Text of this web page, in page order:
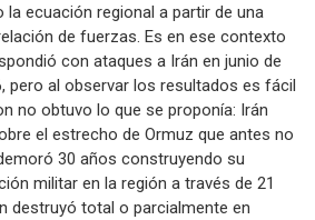
la ecuación regional a partir de una
de fuerzas. Es en ese contexto
con ataques a Irán en junio de
pero al observar los resultados es fácil
no obtuvo lo que se proponía: Irán
el estrecho de Ormuz que antes no
30 años construyendo su
militar en la región a través de 21
destruyó total o parcialmente en